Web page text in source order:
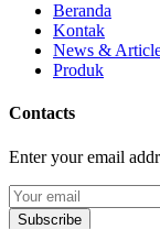
Beranda
Kontak
News &
Produk
Contacts
Enter your email
Subscribe